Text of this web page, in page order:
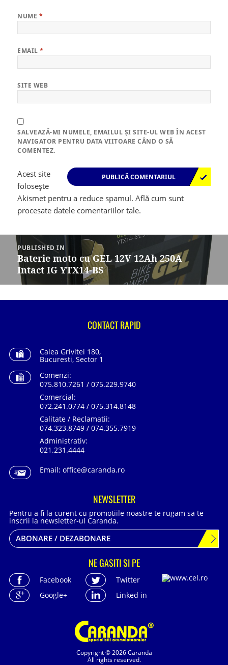
NUME *
EMAIL*
SITE WEB
SALVEAZĂ-MI NUMELE, EMAILUL ȘI SITE-UL WEB ÎN ACEST
NAVIGATOR PENTRU DATA VIITOARE CÂND O SĂ
COMENTEZ.
Acest site
folosește
Akismet pentru a reduce spamul.Află cum sunt
procesate datele comentariilor tale.
Navigare
articole
PUBLISHED IN
Baterie moto cu GEL 12V 12Ah 250A
Intact IG YTX14-BS
Copyright © 2026 Caranda
All rights reserved.
CONTACT RAPID
Calea Grivitei 180,
Bucuresti, Sector 1
Comenzi:
075.810.7261 / 075.229.9740
Comercial:
072.241.0774 / 075.314.8148
Calitate / Reclamatii:
074.323.8749 / 074.355.7919
Administrativ:
021.231.4444
Email: office@caranda.ro
NEWSLETTER
Pentru a fi la curent cu promotiile noastre te rugam sa te
inscrii la newsletter-ul Caranda.
ABONARE / DEZABONARE
NE GASITI SI PE
Facebook
Twitter
Google+
Linked in